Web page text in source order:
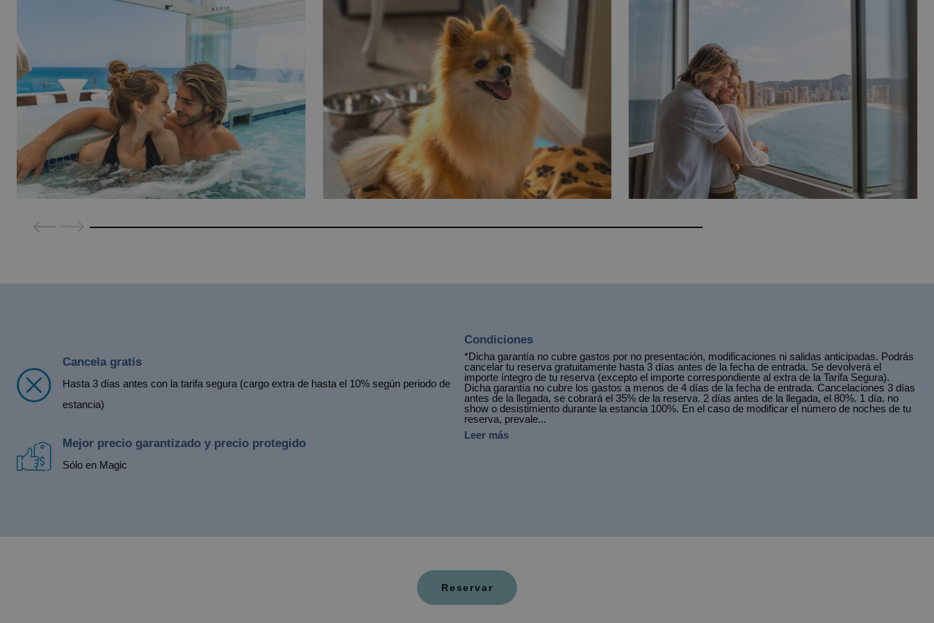
Hotel Vila-Real Palace
Hotel Vila-real Marina Azul
Cancela gratis
Hasta 3 días antes con la tarifa segura (cargo extra de hasta el 10% según periodo de
estancia)
Mejor precio garantizado y precio protegido
Sólo en Magic
Condiciones
*Dicha garantía no cubre gastos por no presentación, modificaciones ni salidas anticipadas. Podrás
cancelar tu reserva gratuitamente hasta 3 días antes de la fecha de entrada. Se devolverá el
importe íntegro de tu reserva (excepto el importe correspondiente al extra de la Tarifa Segura).
Dicha garantía no cubre los gastos a menos de 4 días de la fecha de entrada. Cancelaciones 3 días
antes de la llegada, se cobrará el 35% de la reserva. 2 días antes de la llegada, el 80%. 1 día. no
show o desistimiento durante la estancia 100%. En el caso de modificar el número de noches de tu
reserva, prevale...
Leer más
Reservar